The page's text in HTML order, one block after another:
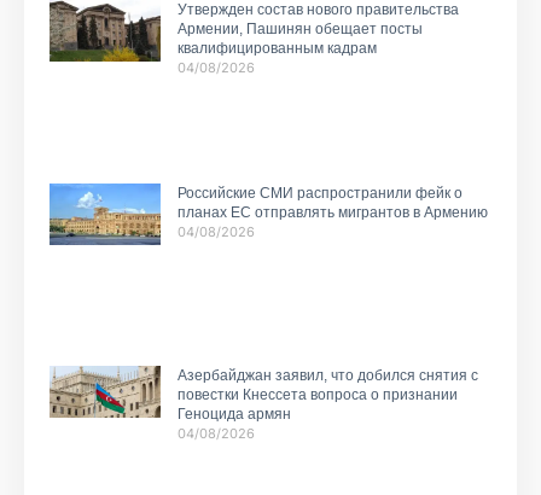
Утвержден состав нового правительства
Армении, Пашинян обещает посты
квалифицированным кадрам
04/08/2026
Российские СМИ распространили фейк о
планах ЕС отправлять мигрантов в Армению
04/08/2026
Азербайджан заявил, что добился снятия с
повестки Кнессета вопроса о признании
Геноцида армян
04/08/2026